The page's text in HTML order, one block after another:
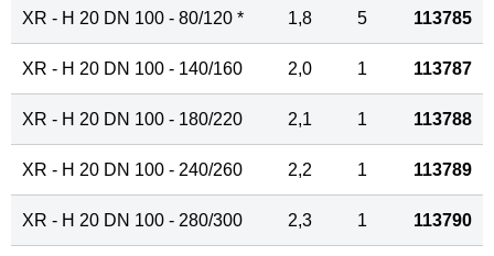
XR - H 20 DN 100 - 80/120 * 1,8 5 113785
XR - H 20 DN 100 - 140/160 2,0 1 113787
XR - H 20 DN 100 - 180/220 2,1 1 113788
XR - H 20 DN 100 - 240/260 2,2 1 113789
XR - H 20 DN 100 - 280/300 2,3 1 113790